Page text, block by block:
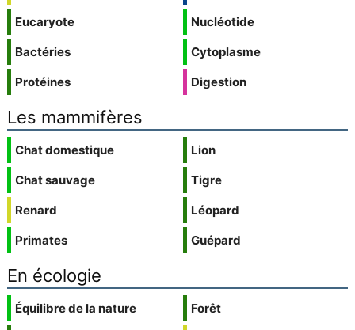
Eucaryote
Bactéries
Protéines
Nucléotide
Cytoplasme
Digestion
Les mammifères
Chat domestique
Chat sauvage
Renard
Primates
Lion
Tigre
Léopard
Guépard
En écologie
Équilibre de la nature
Forêt